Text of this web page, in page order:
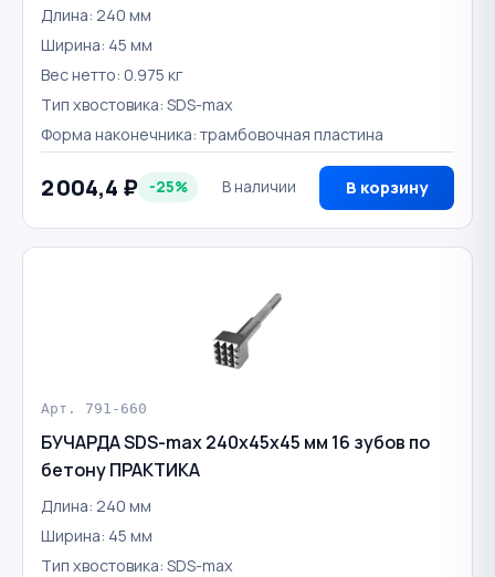
Длина: 240 мм
Ширина: 45 мм
Вес нетто: 0.975 кг
Тип хвостовика: SDS-max
Форма наконечника: трамбовочная пластина
2 004,4 ₽ -25% В наличии В корзину
Арт. 791-660
БУЧАРДА SDS-max 240х45х45 мм 16 зубов по
бетону ПРАКТИКА
Длина: 240 мм
Ширина: 45 мм
Тип хвостовика: SDS-max